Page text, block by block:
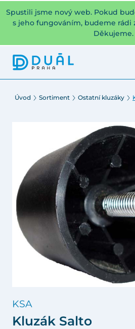
Spustili jsme nový web. Pokud
s jeho fungováním, budeme rádi
Děkujeme.
Úvod Sortiment Ostatní kluzáky
KSA
Kluzák Salto